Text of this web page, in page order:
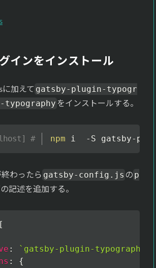
インをインストール
加えて gatsby-plugin-typogr
typography をインストールする。
npm i  -S gatsby-
わったら gatsby-config.js の p
記述を追加する。
[
: ` gatsby-plugin-typography
:
{